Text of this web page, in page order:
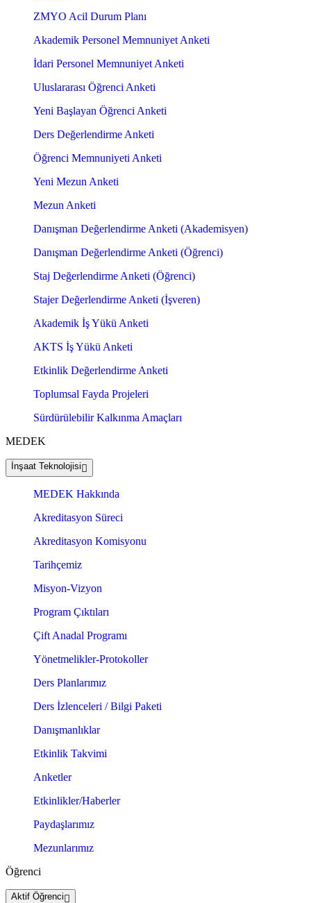
ZMYO Acil Durum Planı
Akademik Personel Memnuniyet Anketi
İdari Personel Memnuniyet Anketi
Uluslararası Öğrenci Anketi
Yeni Başlayan Öğrenci Anketi
Ders Değerlendirme Anketi
Öğrenci Memnuniyeti Anketi
Yeni Mezun Anketi
Mezun Anketi
Danışman Değerlendirme Anketi (Akademisyen)
Danışman Değerlendirme Anketi (Öğrenci)
Staj Değerlendirme Anketi (Öğrenci)
Stajer Değerlendirme Anketi (İşveren)
Akademik İş Yükü Anketi
AKTS İş Yükü Anketi
Etkinlik Değerlendirme Anketi
Toplumsal Fayda Projeleri
Sürdürülebilir Kalkınma Amaçları
MEDEK
İnşaat Teknolojisi
MEDEK Hakkında
Akreditasyon Süreci
Akreditasyon Komisyonu
Tarihçemiz
Misyon-Vizyon
Program Çıktıları
Çift Anadal Programı
Yönetmelikler-Protokoller
Ders Planlarımız
Ders İzlenceleri / Bilgi Paketi
Danışmanlıklar
Etkinlik Takvimi
Anketler
Etkinlikler/Haberler
Paydaşlarımız
Mezunlarımız
Öğrenci
Aktif Öğrenci